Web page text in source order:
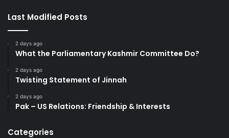
Last Modified Posts
2 days ago
What the Parliamentary Kashmir Committee Do?
2 days ago
Twisting Statement of Jinnah
2 days ago
Pak – US Relations: Friendship & Interests
Categories